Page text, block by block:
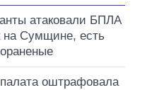
атаковали БПЛА
на Сумщине, есть
оштрафовала